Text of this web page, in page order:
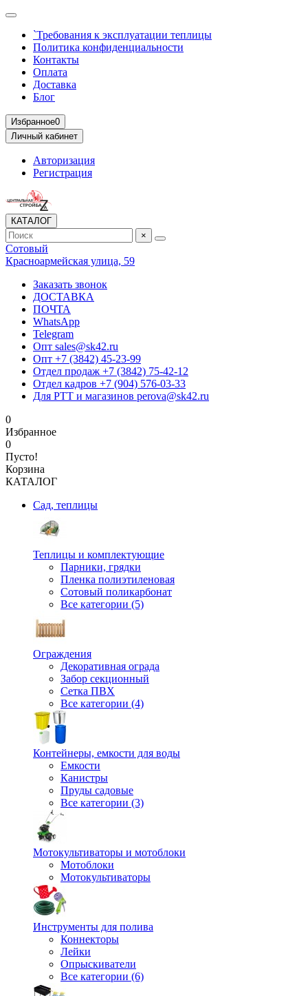
`Требования к эксплуатации теплицы
Политика конфиденциальности
Контакты
Оплата
Доставка
Блог
Избранное0
Личный кабинет
Авторизация
Регистрация
КАТАЛОГ
×
Сотовый
Красноармейская улица, 59
Заказать звонок
ДОСТАВКА
ПОЧТА
WhatsApp
Telegram
Опт sales@sk42.ru
Опт +7 (3842) 45-23-99
Отдел продаж +7 (3842) 75-42-12
Отдел кадров +7 (904) 576-03-33
Для РТТ и магазинов perova@sk42.ru
0
Избранное
0
Пусто!
Корзина
КАТАЛОГ
Сад, теплицы
Теплицы и комплектующие
Парники, грядки
Пленка полиэтиленовая
Сотовый поликарбонат
Все категории (5)
Ограждения
Декоративная ограда
Забор секционный
Сетка ПВХ
Все категории (4)
Контейнеры, емкости для воды
Емкости
Канистры
Пруды садовые
Все категории (3)
Мотокультиваторы и мотоблоки
Мотоблоки
Мотокультиваторы
Инструменты для полива
Коннекторы
Лейки
Опрыскиватели
Все категории (6)